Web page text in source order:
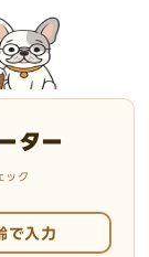
ター
ック
で入力